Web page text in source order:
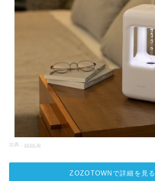
出典： zozo.jp
ZOZOTOWNで詳細を見る